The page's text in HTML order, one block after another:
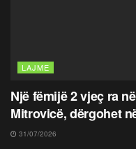
LAJME
Një fëmijë 2 vjeç ra
Mitrovicë, dërgohet
31/07/2026